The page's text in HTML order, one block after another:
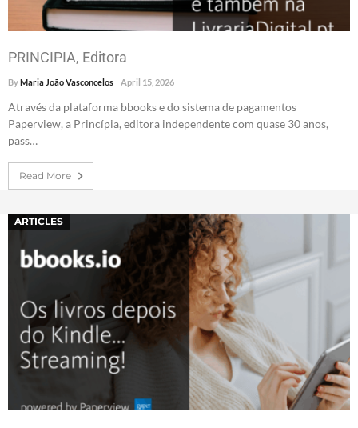
PRINCIPIA, Editora
ByMaria João Vasconcelos April 15, 2026
Através da plataforma bbooks e do sistema de pagamentos
Paperview, a Princípia, editora independente com quase 30 anos,
pass…
Read More
ARTICLES